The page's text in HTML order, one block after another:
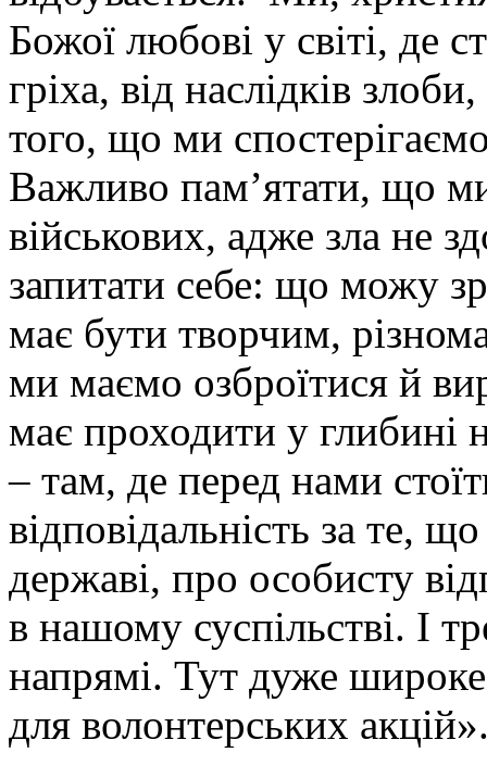
Божої любові у світі, де
гріха, від наслідків
того, що ми
Важливо пам’ятати, що
військових, адже зла не
запитати себе: що можу
має бути творчим,
ми маємо озброїтися й
має проходити у глибині
– там, де перед нами
відповідальність за те,
державі, про особисту
в нашому суспільстві. І
напрямі. Тут дуже широке
для волонтерських